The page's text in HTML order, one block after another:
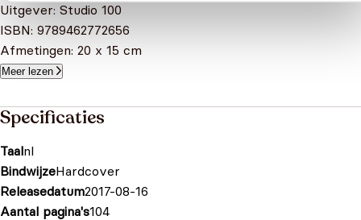
Uitgever: Studio 100
ISBN: 9789462772656
Afmetingen: 20 x 15 cm
Meer lezen
Specificaties
Taalnl
BindwijzeHardcover
Releasedatum2017-08-16
Aantal pagina's104